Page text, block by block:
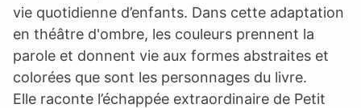
vie quotidienne d’enfants. Dans cette adaptation
en théâtre d'ombre, les couleurs prennent la
parole et donnent vie aux formes abstraites et
colorées que sont les personnages du livre.
Elle raconte l’échappée extraordinaire de Petit